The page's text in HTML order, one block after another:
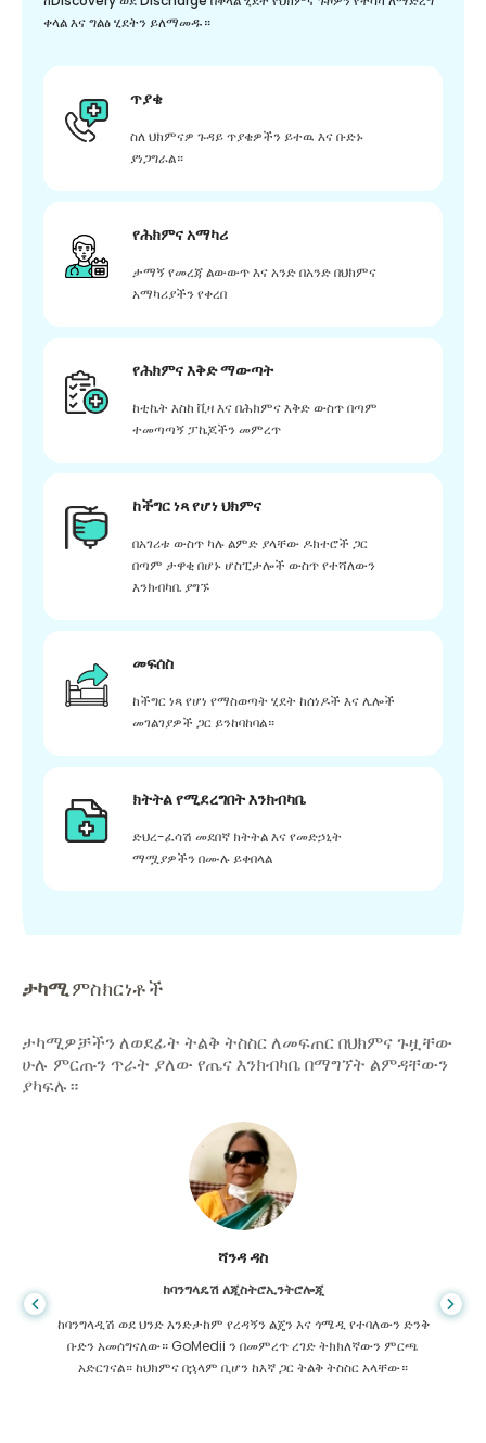
ቀላል እና ግልፅ ሂደትን ይለማመዱ።
ጥያቄ
ስለ ህክምናዎ ጉዳይ ጥያቄዎችን ይተዉ እና ቡድኑ
ያነጋግራል።
የሕክምና አማካሪ
ታማኝ የመረጃ ልውውጥ እና አንድ በአንድ በህክምና
አማካሪያችን የቀረበ
የሕክምና እቅድ ማውጣት
ከቲኬት እስከ ቪዛ እና በሕክምና እቅድ ውስጥ በጣም
ተመጣጣኝ ፓኬጆችን መምረጥ
ከችግር ነጻ የሆነ ህክምና
በአገሪቱ ውስጥ ካሉ ልምድ ያላቸው ዶክተሮች ጋር
በጣም ታዋቂ በሆኑ ሆስፒታሎች ውስጥ የተሻለውን
እንክብካቤ ያግኙ
መፍሰስ
ከችግር ነጻ የሆነ የማስወጣት ሂደት ከሰነዶች እና ሌሎች
መገልገያዎች ጋር ይንከባከባል።
ክትትል የሚደረግበት እንክብካቤ
ድህረ-ፈሳሽ መደበኛ ክትትል እና የመድኃኒት
ማሟያዎችን በሙሉ ይቀበላል
ታካሚምስክርነቶች
ታካሚዎቻችን ለወደፊት ትልቅ ትስስር ለመፍጠር በህክምና ጉዟቸው
ሁሉ ምርጡን ጥራት ያለው የጤና እንክብካቤ በማግኘት ልምዳቸውን
ያካፍሉ።
ሻንዳ ዳስ
ከባንግላዴሽ ለጂስትሮኢንትሮሎጂ
ከባንግላዲሽ ወደ ህንድ እንድታከም የረዳኝን ልጄን እና ጎሜዲ የተባለውን ድንቅ
ቡድን አመሰግናለው። GoMedii ን በመምረጥ ረገድ ትክክለኛውን ምርጫ
አድርገናል። ከህክምና በኋላም ቢሆን ከእኛ ጋር ትልቅ ትስስር አላቸው።